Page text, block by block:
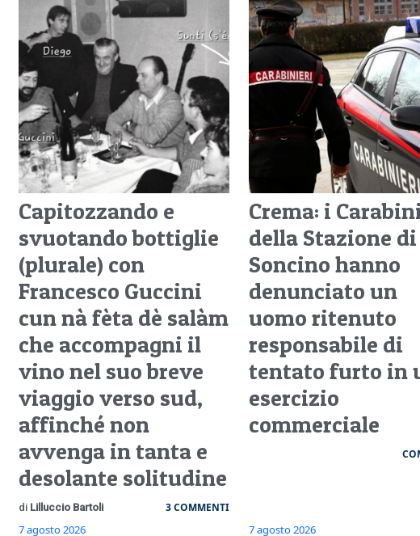
Capitozzando e
svuotando bottiglie
(plurale) con
Francesco Guccini
cun nà fèta dè salàm
che accompagni il
vino nel suo breve
viaggio verso sud,
affinché non
avvenga in tanta e
desolante solitudine
di Lilluccio Bartoli 3 COMMENTI
Crema: i
della Stazione di
Soncino hanno
denunciato un
uomo ritenuto
responsabile di
tentato furto in
esercizio
commerciale
7 agosto 2026 7 agosto 2026